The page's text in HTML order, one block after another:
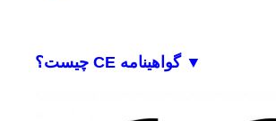
▼ گواهینامه CE چیست؟